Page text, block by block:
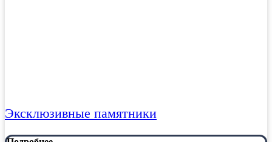
Эксклюзивные памятники